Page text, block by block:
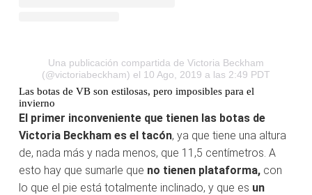
Una publicación compartida de Victoria Beckham
(@victoriabeckham) el 10 Ago, 2019 a las 2:49 PDT
Las botas de VB son estilosas, pero imposibles para el
invierno
El primer inconveniente que tienen las botas de
Victoria Beckham es el tacón, ya que tiene una altura
de, nada más y nada menos, que 11,5 centímetros. A
esto hay que sumarle que no tienen plataforma, con
lo que el pie está totalmente inclinado, y que es un